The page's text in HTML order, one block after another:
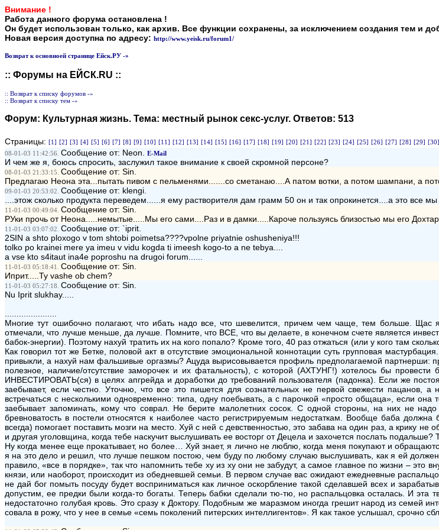
Внимание !
Работа данного форума остановлена !
Он будет использован только, как архив. Все функции сохранены, за исключением создания тем и
Новая версия доступна по адресу: http://www.yeisk.ru/forum1/
Возврат к основноей странице Ейск.РУ -»
:: Форумы на ЕЙСК.RU ::
:: Возврат к списку форумов -»
:: Возврат к списку тем -»
Форум: Культурная жизнь. Тема: местный рынок секс-услуг. Ответов: 513
Страницы: [1] [2] [3] [4] [5] [6] [7] [8] [9] [10] [11] [12] [13] [14] [15] [16] [17] [18] [19] [20] [21] [22] [23] [24] [25] [26] [27] [28] [29] [30]
08-01-03 11:42:56. Сообщение от: Neon. E-Mail
И чем же я, боюсь спросить, заслужил такое внимание к своей скромной персоне?
08-01-03 21:33:15. Сообщение от: Sin.
Предлагаю Неона эта...пытать пивом с пельменями.......со сметанаю....А патом вотки, а потом шампани, а
09-01-03 20:53:02. Сообщение от: klengi.
....этож сколько продукта переведем......я ему растворителя дам грамм 50 он и так опрокинется....а это все
11-01-03 00:49:04. Сообщение от: Sin.
РУки прочь от Неона.....немытые.....Мы его сами....Раз и в дамки.....Кароче пользуясь близостью мы его
11-01-03 03:07:02. Сообщение от: `iprit.
2SIN a shto ploxogo v tom shtobi poimetsa????vpolne priyatnie oshusheniya!!!
tolko po krainei mere ya imeu v vidu kogda ti imeesh kogo-to a ne tebya....
a vse kto s4itaut ina4e poproshu na drugoi forum......
11-01-03 05:18:41. Сообщение от: Sin.
Иприт.....Ty vashe ob chem?
11-01-03 05:27:18. Сообщение от: Sin.
Nu Iprit slukhay.....
Многие тут ошибочно полагают, что ибать надо все, что шевелится, причем чем чаще, тем больше. Щас
отмечали, что лучше меньше, да лучше. Помните, что ВСЕ, что вы делаете, в конечном счете является
бабок-энергии). Поэтому нахуй тратить их на кого попало? Кроме того, 40 раз отжаться (или у кого там
Как говорил тот же Бетке, половой акт в отсутствие эмоциональной коннотации суть групповая
привыкли, а нахуй нам фальшивые оргазмы? Ацуда вырисовывается профиль предполагаемой партнерши:
полезное, наличие/отсутствие заморочек и их фатальность), с которой (АХТУНГ!) хотелось бы
ИНВЕСТИРОВАТЬ(ся) в целях апгрейда и доработки до требований пользователя (падонка). Если же
заебывает, если честно. Уточню, что все это пишется для сознательных не первой свежести пацанов,
встречаться с несколькими одновременно: типа, одну поебывать, а с парочкой «просто общаца», если
заебывает запоминать, кому что соврал. Не берите малолетних сосок. С одной стороны, на них не
бревноватость в постели относятся к наиболее часто регистрируемым недостаткам. Вообще баба
всегда) помогает поставить мозги на место. Хуй с ней с девственностью, это забава на один раз, а крику
и другая уголовщина, когда тебе наскучит выслушивать ее восторг от Децела и захочется послать
Ну когда менее еще прокатывает, но более… Хуй знает, я лично не люблю, когда меня покупают и
я на это дело и решил, что лучше пешком постою, чем буду по любому случаю выслушивать, как я ей
правило, «все в порядке», так что напомнить тебе ху из ху они не забудут, а самое главное по жизни –
князи, или наоборот, происходит из обедневшей семьи. В первом случае вас ожидают ежедневные
не дай бог помыть посуду будет восприниматься как личное оскорбление такой сделавшей всех и
допустим, ее предки были когда-то богаты. Теперь бабки сделали тю-тю, но распальцовка осталась. И эта
недостаточно голубая кровь. Это сразу к Доктору. Подобным же маразмом иногда грешит народ из семей
совала в рожу, что у нее в семье «семь поколений питерских интеллигентов». Я как такое услышал, срочно